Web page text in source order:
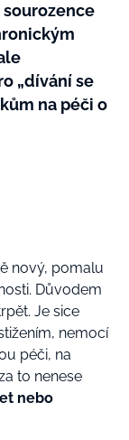
„dívání se
na péči o
nový, pomalu
Důvodem
Je sice
nemocí
péči, na
to nenese
nebo